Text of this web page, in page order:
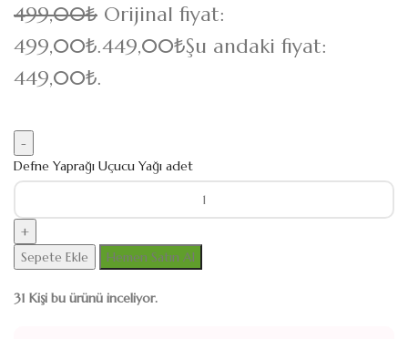
499,00₺ Orijinal fiyat:
499,00₺.449,00₺Şu andaki fiyat:
449,00₺.
Defne Yaprağı Uçucu Yağı adet
Sepete Ekle Hemen Satın Al
31 Kişi bu ürünü inceliyor.